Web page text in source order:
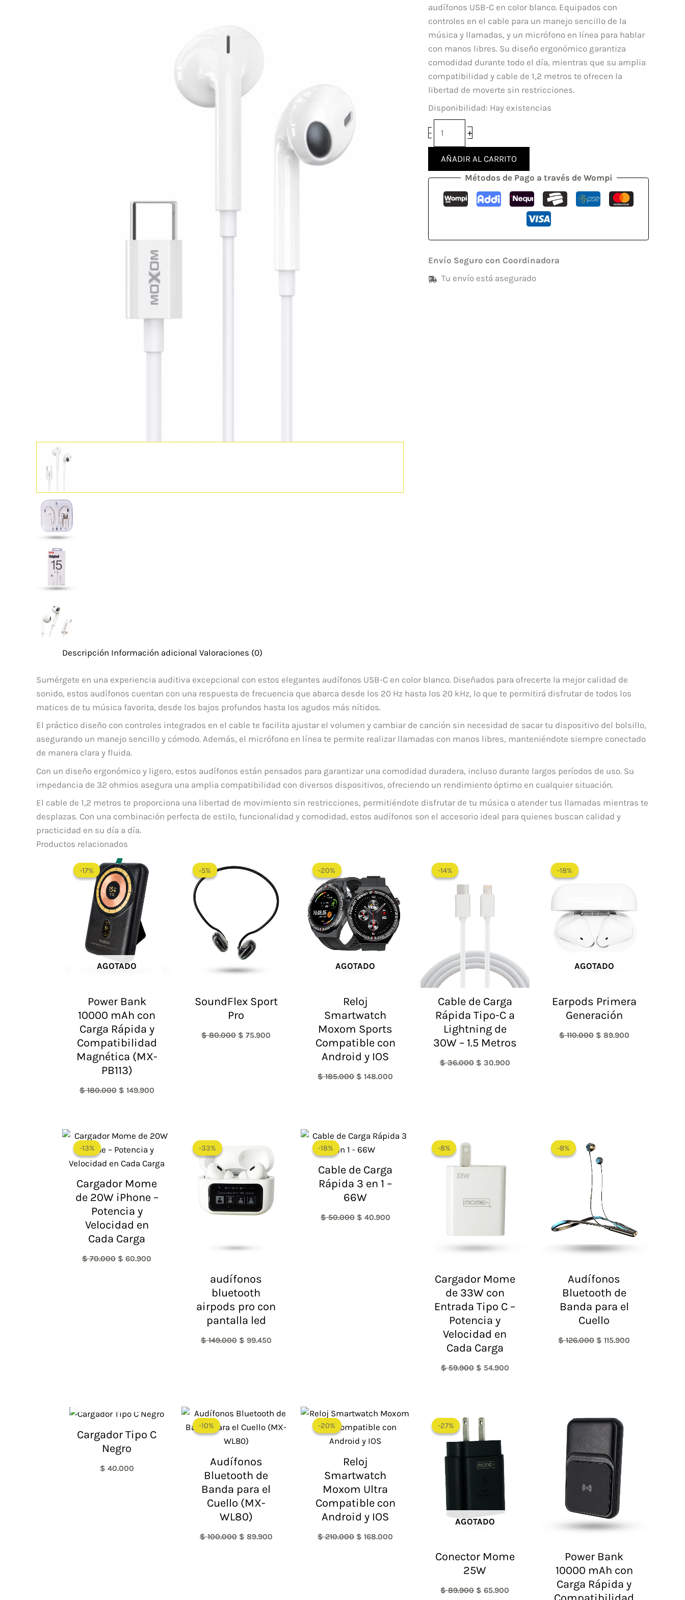
original
$ 65.000.
actual
es:
$ 50.000.
audífonos USB-C en color blanco. Equipados con
controles en el cable para un manejo sencillo de la
música y llamadas, y un micrófono en línea para hablar
con manos libres. Su diseño ergonómico garantiza
comodidad durante todo el día, mientras que su amplia
compatibilidad y cable de 1,2 metros te ofrecen la
libertad de moverte sin restricciones.
Disponibilidad: Hay existencias
-
Cable
con
entrada
cantidad
+
AÑADIR AL CARRITO
Métodos de Pago a través de Wompi
Envío Seguro con Coordinadora
Tu envío está asegurado
Descripción Información adicional Valoraciones (0)
Sumérgete en una experiencia auditiva excepcional con estos elegantes audífonos USB-C en color blanco. Diseñados para ofrecerte la mejor calidad de
sonido, estos audífonos cuentan con una respuesta de frecuencia que abarca desde los 20 Hz hasta los 20 kHz, lo que te permitirá disfrutar de todos los
matices de tu música favorita, desde los bajos profundos hasta los agudos más nítidos.
El práctico diseño con controles integrados en el cable te facilita ajustar el volumen y cambiar de canción sin necesidad de sacar tu dispositivo del bolsillo,
asegurando un manejo sencillo y cómodo. Además, el micrófono en línea te permite realizar llamadas con manos libres, manteniéndote siempre conectado
de manera clara y fluida.
Con un diseño ergonómico y ligero, estos audífonos están pensados para garantizar una comodidad duradera, incluso durante largos períodos de uso. Su
impedancia de 32 ohmios asegura una amplia compatibilidad con diversos dispositivos, ofreciendo un rendimiento óptimo en cualquier situación.
El cable de 1,2 metros te proporciona una libertad de movimiento sin restricciones, permitiéndote disfrutar de tu música o atender tus llamadas mientras te
desplazas. Con una combinación perfecta de estilo, funcionalidad y comodidad, estos audífonos son el accesorio ideal para quienes buscan calidad y
practicidad en su día a día.
Productos relacionados
-17%
AGOTADO
-17%
Power Bank
10000 mAh con
Carga Rápida y
Compatibilidad
Magnética (MX-
PB113)
$180.000
precio
original
era:
$ 180.000.
$ 149.900
-5%
-5%
SoundFlex Sport
Pro
$80.000
precio
original
$ 75.900
es:
$ 75.900.
-20%
AGOTADO
-20%
Reloj
Smartwatch
Moxom Sports
Compatible con
Android y IOS
$185.000
original
era:
$ 185.000.
$ 148.000
$ 148.000.
-14%
-14%
Cable de Carga
Rápida Tipo-C a
Lightning de
30W – 1.5 Metros
$36.000
era:
$ 36.000.
$ 30.900
-18%
AGOTADO
-18%
Earpods Primera
Generación
$110.000 $ 89.900
-13%
-13%
Cargador Mome
de 20W iPhone –
Potencia y
Velocidad en
Cada Carga
$70.000
El
original
era:
$ 60.900
El
actual
es:
$ 60.900.
-33%
-33%
audífonos
bluetooth
airpods pro con
pantalla led
$149.000
original
era:
$ 149.000.
$ 99.450
es:
$ 99.450.
-18%
-18%
Cable de Carga
Rápida 3 en 1 –
66W
$50.000
El
precio
original
$ 50.000.
$ 40.900
El
$ 40.900.
-8%
-8%
Cargador Mome
de 33W con
Entrada Tipo C –
Potencia y
Velocidad en
Cada Carga
$59.900 $ 54.900
-8%
-8%
Audífonos
Bluetooth de
Banda para el
Cuello
$126.000
era:
$ 126.000.
$ 115.900
Cargador Tipo C
Negro
$ 40.000
-10%
-10%
Audífonos
Bluetooth de
Banda para el
Cuello (MX-
WL80)
$100.000
El
original
era:
$ 89.900
El
actual
-20%
-20%
Reloj
Smartwatch
Moxom Ultra
Compatible con
Android y IOS
$210.000
El
original
era:
$ 210.000.
$ 168.000
El
actual
-27%
AGOTADO
-27%
Conector Mome
25W
$89.900
precio
original
era:
$ 89.900.
$ 65.900
Power Bank
10000 mAh con
Carga Rápida y